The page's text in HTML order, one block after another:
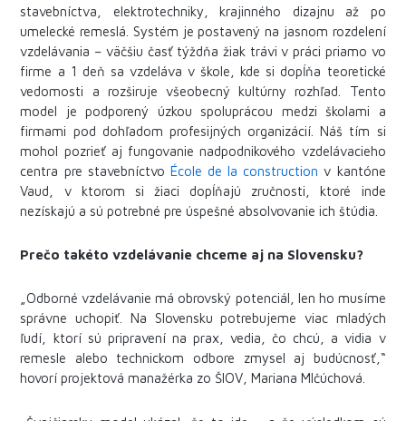
stavebníctva, elektrotechniky, krajinného dizajnu až po
umelecké remeslá. Systém je postavený na jasnom rozdelení
vzdelávania – väčšiu časť týždňa žiak trávi v práci priamo vo
firme a 1 deň sa vzdeláva v škole, kde si dopĺňa teoretické
vedomosti a rozširuje všeobecný kultúrny rozhľad. Tento
model je podporený úzkou spoluprácou medzi školami a
firmami pod dohľadom profesijných organizácií. Náš tím si
mohol pozrieť aj fungovanie nadpodnikového vzdelávacieho
centra pre stavebníctvo École de la construction v kantóne
Vaud, v ktorom si žiaci dopĺňajú zručnosti, ktoré inde
nezískajú a sú potrebné pre úspešné absolvovanie ich štúdia.
Prečo takéto vzdelávanie chceme aj na Slovensku?
„Odborné vzdelávanie má obrovský potenciál, len ho musíme
správne uchopiť. Na Slovensku potrebujeme viac mladých
ľudí, ktorí sú pripravení na prax, vedia, čo chcú, a vidia v
remesle alebo technickom odbore zmysel aj budúcnosť,“
hovorí projektová manažérka zo ŠIOV, Mariana Mlčúchová.